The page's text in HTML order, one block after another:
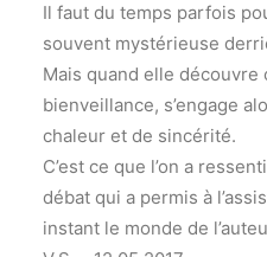
Il faut du temps parfois
souvent mystérieuse
Mais quand elle
bienveillance, s’engage
chaleur et de sincérité.
C’est ce que l’on a
débat qui a permis à
instant le monde de